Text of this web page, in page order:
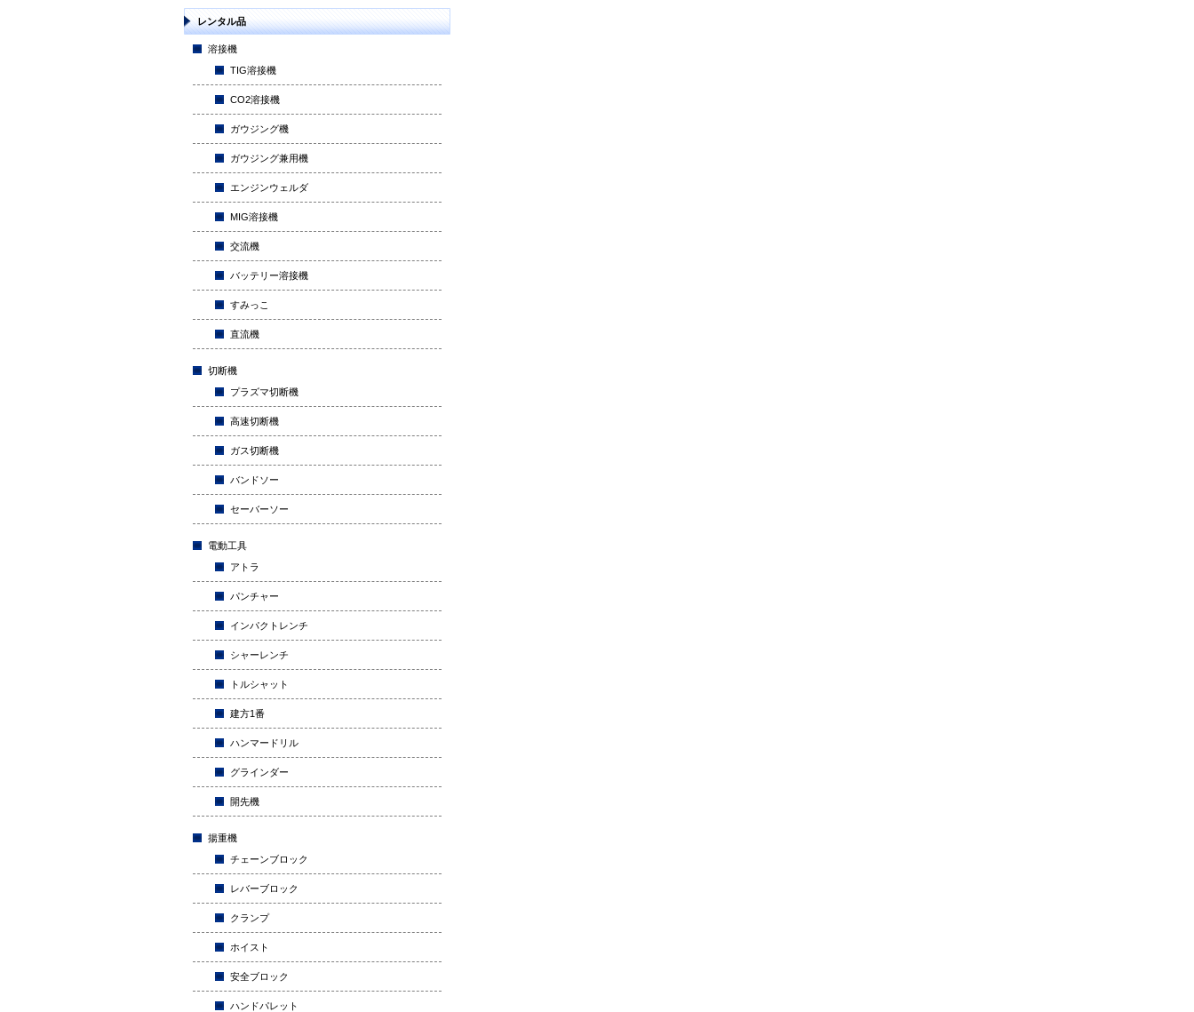
レンタル品
溶接機
TIG溶接機
CO2溶接機
ガウジング機
ガウジング兼用機
エンジンウェルダ
MIG溶接機
交流機
バッテリー溶接機
すみっこ
直流機
切断機
プラズマ切断機
高速切断機
ガス切断機
バンドソー
セーバーソー
電動工具
アトラ
パンチャー
インパクトレンチ
シャーレンチ
トルシャット
建方1番
ハンマードリル
グラインダー
開先機
揚重機
チェーンブロック
レバーブロック
クランプ
ホイスト
安全ブロック
ハンドパレット